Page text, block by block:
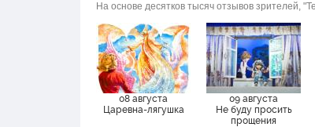
На основе десятков тысяч отзывов зрителей,
08 августа
Царевна-лягушка
09 августа
Не буду просить
прощения